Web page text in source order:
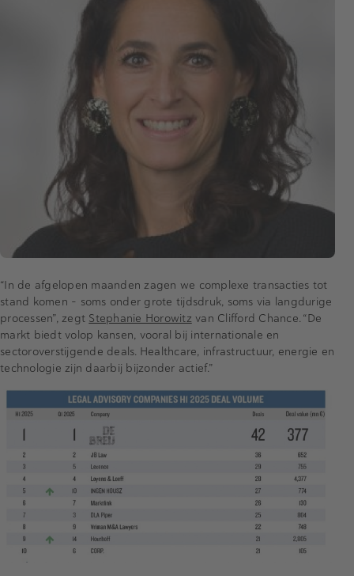
“In de afgelopen maanden zagen we complexe transacties tot
stand komen – soms onder grote tijdsdruk, soms via langdurige
processen”, zegt Stephanie Horowitz van Clifford Chance. “De
markt biedt volop kansen, vooral bij internationale en
sectoroverstijgende deals. Healthcare, infrastructuur, energie en
technologie zijn daarbij bijzonder actief.”